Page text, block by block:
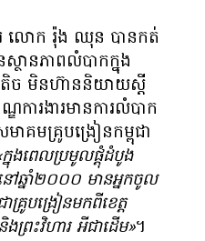
រ លោក រ៉ុង ឈុន បាន​កត់​
ថានភាព​លំបាក​ក្នុង​
ក៏​តិច មិន​ហ៊ាន​និយាយ​ស្តី​
ការងារ​មាន​ការ​លំបាក​
ាគម​គ្រូ​បង្រៀន​កម្ពុជា​
នុង​ពេល​ប្រមូល​ផ្តុំ​ដំបូង
ៅ​ឆ្នាំ​២០០០ មាន​អ្នក​ចូល​
រូ​បង្រៀន​មក​ពី​ខេត្ត​
រះវិហារ អី​ជាដើម»។